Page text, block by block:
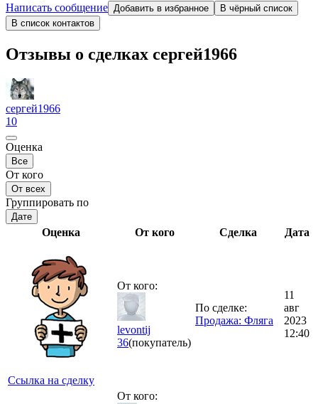
Написать сообщение Добавить в избранное
В чёрный список
В список контактов
Отзывы о сделках сергей1966
сергей1966
10
Оценка
Все
От кого
От всех
Группировать по
Дате
Оценка От кого Сделка Дата
Ссылка на сделку
От кого:
levontij
36(покупатель)
По сделке:
Продажа: Фляга
11
авг
2023
12:40
От кого: